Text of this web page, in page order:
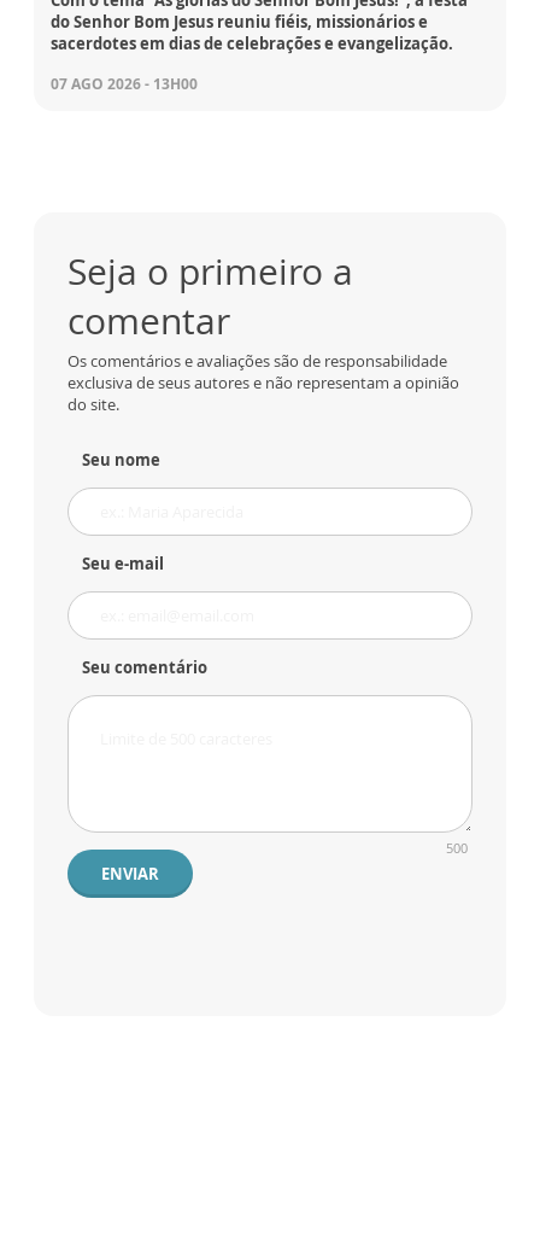
do Senhor Bom Jesus reuniu fiéis, missionários e
sacerdotes em dias de celebrações e evangelização.
07 AGO 2026 - 13H00
Seja o primeiro a
comentar
Os comentários e avaliações são de responsabilidade
exclusiva de seus autores e não representam a opinião
do site.
Seu nome
Seu e-mail
Seu comentário
500
ENVIAR